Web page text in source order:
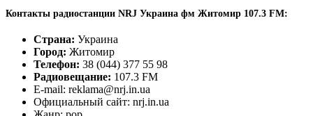
Контакты радиостанции NRJ Украина фм Житомир 107.3 FM:
Страна: Украина
Город: Житомир
Телефон: 38 (044) 377 55 98
Радиовещание: 107.3 FM
E-mail: reklama@nrj.in.ua
Официальный сайт: nrj.in.ua